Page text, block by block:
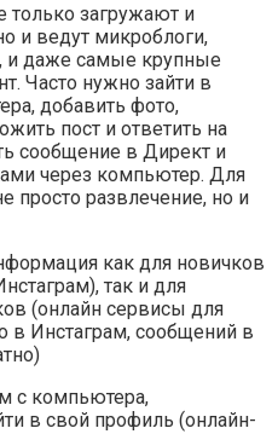
только загружают и
и ведут микроблоги,
и даже самые крупные
Часто нужно зайти в
добавить фото,
пост и ответить на
сообщение в Директ и
через компьютер. Для
просто развлечение, но и
как для новичков
так и для
(онлайн сервисы для
в Инстаграм, сообщений в
с компьютера,
в свой профиль (онлайн-